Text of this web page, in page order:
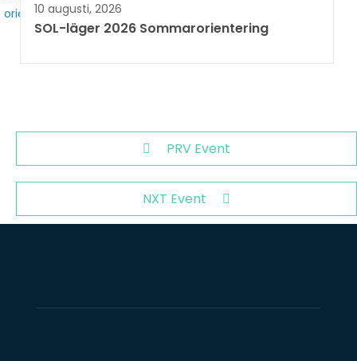
10 augusti, 2026
SOL-läger 2026 Sommarorientering
PRV Event
NXT Event